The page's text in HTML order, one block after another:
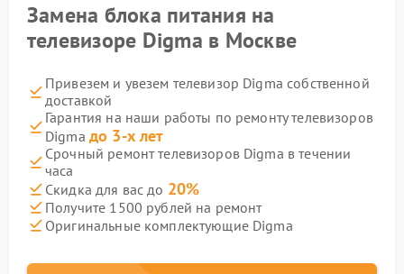
Замена блока питания на
телевизоре Digma в Москве
Привезем и увезем телевизор Digma собственной
доставкой
Гарантия на наши работы по ремонту телевизоров
Digma до 3-х лет
Срочный ремонт телевизоров Digma в течении
часа
Скидка для вас до 20%
Получите 1500 рублей на ремонт
Оригинальные комплектующие Digma